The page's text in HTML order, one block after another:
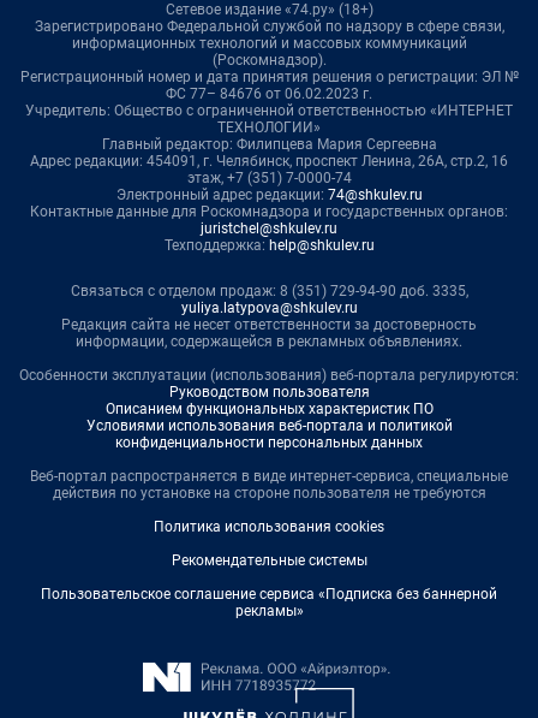
Сетевое издание «74.ру» (18+)
Зарегистрировано Федеральной службой по надзору в сфере связи,
информационных технологий и массовых коммуникаций
(Роскомнадзор).
Регистрационный номер и дата принятия решения о регистрации: ЭЛ №
ФС 77– 84676 от 06.02.2023 г.
Учредитель: Общество с ограниченной ответственностью «ИНТЕРНЕТ
ТЕХНОЛОГИИ»
Главный редактор: Филипцева Мария Сергеевна
Адрес редакции: 454091, г. Челябинск, проспект Ленина, 26А, стр.2, 16
этаж, +7 (351) 7-0000-74
Электронный адрес редакции: 74@shkulev.ru
Контактные данные для Роскомнадзора и государственных органов:
juristchel@shkulev.ru
Техподдержка: help@shkulev.ru
Связаться с отделом продаж: 8 (351) 729-94-90 доб. 3335,
yuliya.latypova@shkulev.ru
Редакция сайта не несет ответственности за достоверность
информации, содержащейся в рекламных объявлениях.
Особенности эксплуатации (использования) веб-портала регулируются:
Руководством пользователя
Описанием функциональных характеристик ПО
Условиями использования веб-портала и политикой
конфиденциальности персональных данных
Веб-портал распространяется в виде интернет-сервиса, специальные
действия по установке на стороне пользователя не требуются
Политика использования cookies
Рекомендательные системы
Пользовательское соглашение сервиса «Подписка без баннерной
рекламы»